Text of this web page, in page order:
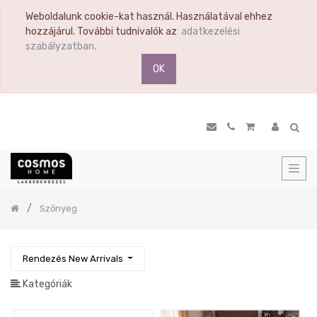
Weboldalunk cookie-kat használ. Használatával ehhez
hozzájárul. További tudnivalók az adatkezelési
szabályzatban.
OK
Szőnyeg
Rendezés New Arrivals
Kategóriák
TERMÉK
KATEGÓRIA
termék
Komód
Vitrin
Hálószoba
Előszoba